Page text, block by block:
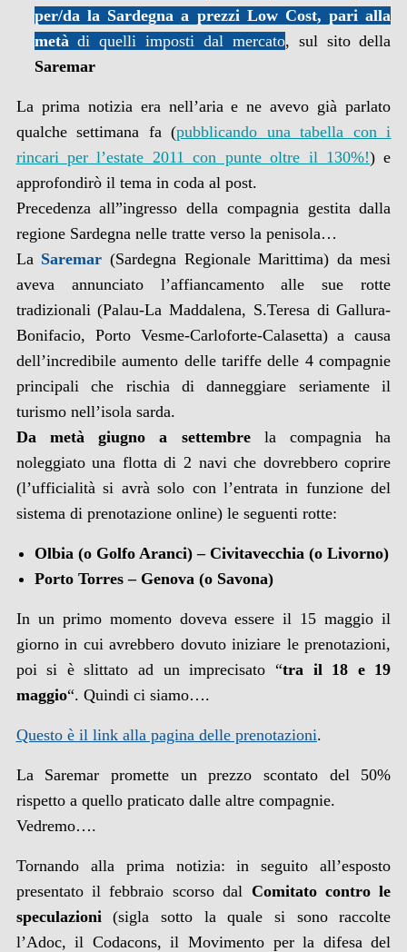
per/da la Sardegna a prezzi Low Cost, pari alla
metàdi quelli imposti dal mercato, sul sito della
Saremar
La prima notizia era nell’aria e ne avevo già parlato
qualche settimana fa (pubblicando una tabella con i
rincari per l’estate 2011 con punte oltre il 130%!) e
approfondirò il tema in coda al post.
Precedenza all”ingresso della compagnia gestita dalla
regione Sardegna nelle tratte verso la penisola…
La Saremar (Sardegna Regionale Marittima) da mesi
aveva annunciato l’affiancamento alle sue rotte
tradizionali (Palau-La Maddalena, S.Teresa di Gallura-
Bonifacio, Porto Vesme-Carloforte-Calasetta) a causa
dell’incredibile aumento delle tariffe delle 4 compagnie
principali che rischia di danneggiare seriamente il
turismo nell’isola sarda.
Da metà giugno a settembrela compagnia ha
noleggiato una flotta di 2 navi che dovrebbero coprire
(l’ufficialità si avrà solo con l’entrata in funzione del
sistema di prenotazione online) le seguenti rotte:
Olbia (o Golfo Aranci) – Civitavecchia (o Livorno)
Porto Torres – Genova (o Savona)
In un primo momento doveva essere il 15 maggio il
giorno in cui avrebbero dovuto iniziare le prenotazioni,
poi si è slittato ad un imprecisato “tra il 18 e 19
maggio“. Quindi ci siamo….
Questo è il link alla pagina delle prenotazioni.
La Saremar promette un prezzo scontato del 50%
rispetto a quello praticato dalle altre compagnie.
Vedremo….
Tornando alla prima notizia: in seguito all’esposto
presentato il febbraio scorso dal Comitato contro le
speculazioni(sigla sotto la quale si sono raccolte
l’Adoc, il Codacons, il Movimento per la difesa del